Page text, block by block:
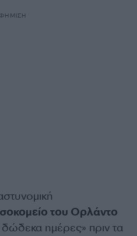
του Ορλάντο
ημέρες» πριν τα